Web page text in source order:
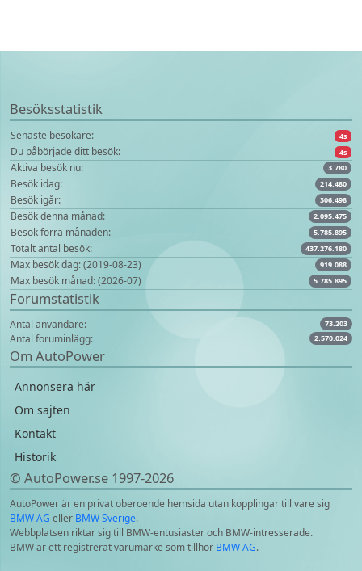
Besöksstatistik
Senaste besökare: 4s
Du påbörjade ditt besök: 4s
Aktiva besök nu: 3.780
Besök idag: 214.480
Besök igår: 306.498
Besök denna månad: 2.095.475
Besök förra månaden: 5.785.895
Totalt antal besök: 437.276.180
Max besök dag: (2019-08-23) 919.088
Max besök månad: (2026-07) 5.785.895
Forumstatistik
Antal användare: 73.203
Antal foruminlägg: 2.570.024
Om AutoPower
Annonsera här
Om sajten
Kontakt
Historik
© AutoPower.se 1997‑2026
AutoPower är en privat oberoende hemsida utan kopplingar till vare sig
BMW AG eller BMW Sverige.
Webbplatsen riktar sig till BMW-entusiaster och BMW-intresserade.
BMW är ett registrerat varumärke som tillhör BMW AG.